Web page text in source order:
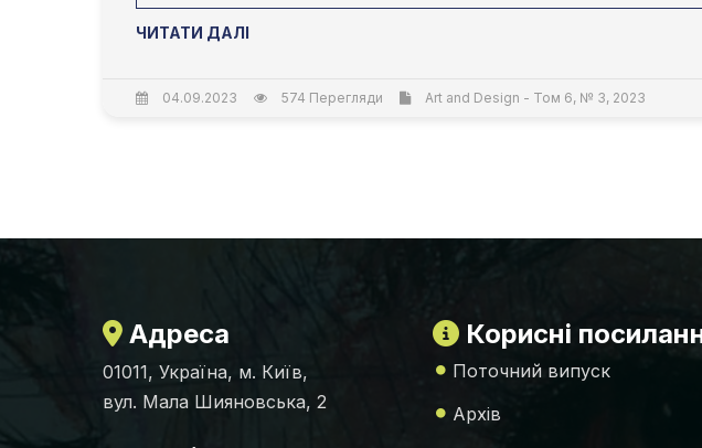
ЧИТАТИ ДАЛІ
04.09.2023 574 Перегляди Art and Design - Том 6, № 3, 2023
Адреса
01011, Україна, м. Київ,
вул. Мала Шияновська, 2
Корисні
Поточний випуск
Архів